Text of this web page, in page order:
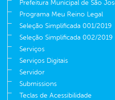
Prefeitura Municipal de São
Programa Meu Reino Legal
Seleção Simplificada 001/2019
Seleção Simplificada 002/2019
Serviços
Serviços Digitais
Servidor
Submissions
Teclas de Acessibilidade